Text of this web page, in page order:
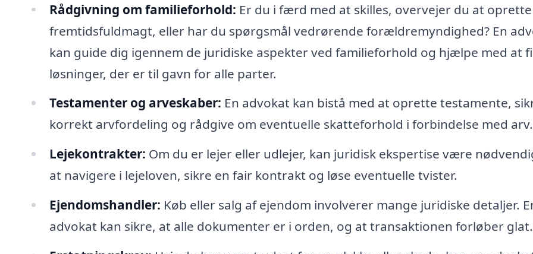
Rådgivning om familieforhold: Er du i færd med at skilles, overvejer du at
fremtidsfuldmagt, eller har du spørgsmål vedrørende forældremyndighed? En
kan guide dig igennem de juridiske aspekter ved familieforhold og hjælpe med at
løsninger, der er til gavn for alle parter.
Testamenter og arveskaber: En advokat kan bistå med at oprette testamente,
korrekt arvfordeling og rådgive om eventuelle skatteforhold i forbindelse med arv.
Lejekontrakter: Om du er lejer eller udlejer, kan juridisk ekspertise være
at navigere i lejeloven, sikre en fair kontrakt og løse eventuelle tvister.
Ejendomshandler: Køb eller salg af ejendom involverer mange juridiske detaljer.
advokat kan sikre, at alle dokumenter er i orden, og at transaktionen forløber glat.